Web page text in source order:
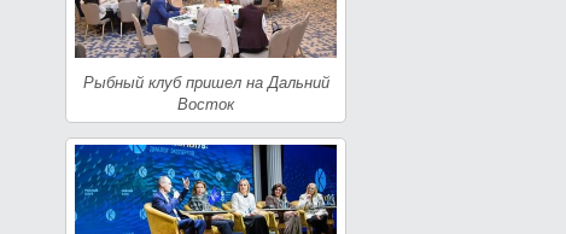
Рыбный клуб пришел на Дальний
Восток